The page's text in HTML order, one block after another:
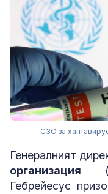
СЗО за
Генералният
организация
Гебрейесус